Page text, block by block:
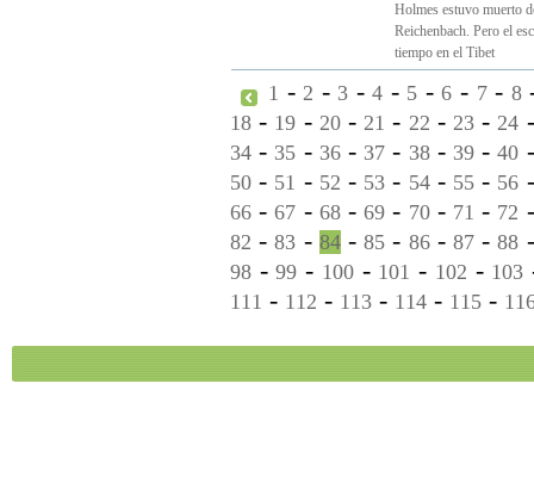
Holmes estuvo muerto
Reichenbach. Pero el
tiempo en el Tibet
1 -2 - 3 -4 - 5 -6 - 7- 8
18 - 19 - 20-21 - 22 - 23-24
34 - 35 - 36- 37 - 38- 39-40
50 - 51 - 52 - 53 - 54- 55- 56
66 -67 - 68-69 - 70- 71 - 72
82 -83 - 84-85 - 86- 87-88
98 -99 - 100- 101 - 102 - 103
111 - 112 - 113 - 114 - 115 -